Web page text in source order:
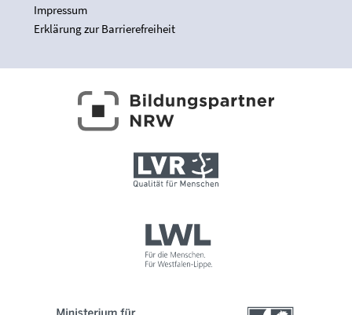
Impressum
Erklärung zur Barrierefreiheit